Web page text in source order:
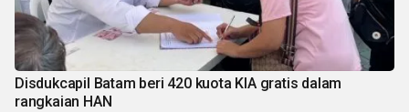
Disdukcapil Batam beri 420 kuota KIA gratis dalam
rangkaian HAN